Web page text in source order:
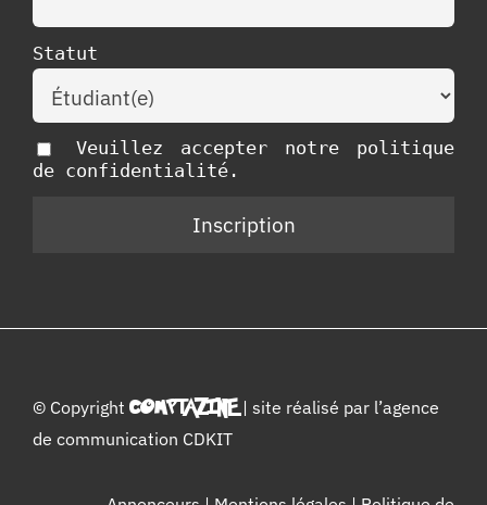
Statut
Veuillez accepter notre politique
de confidentialité.
© Copyright COMPTAZINE| site réalisé par l’agence
de communication CDKIT